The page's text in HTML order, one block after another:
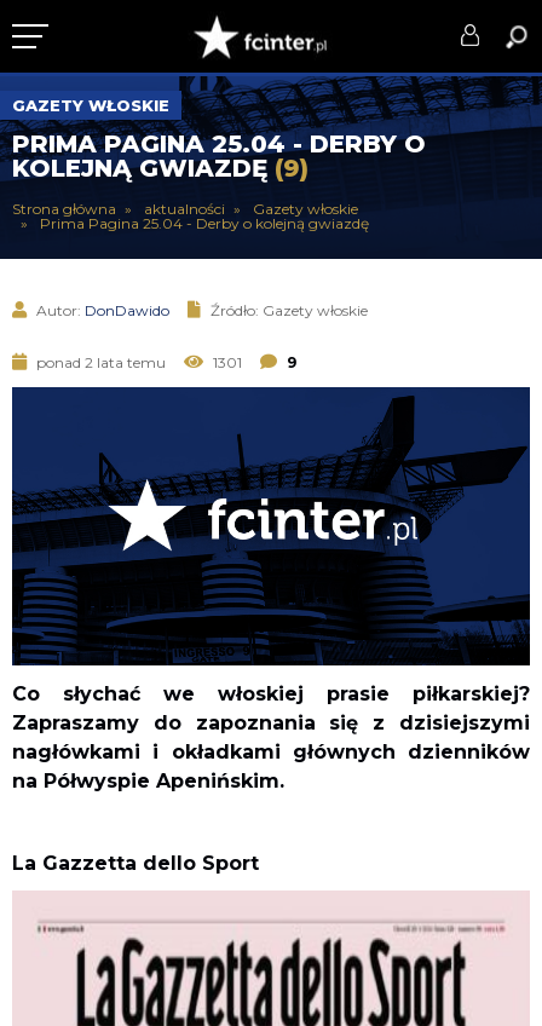
KLUB
DRUŻYNA
SERIE A
PUCHARY
DLA TIFOSICH
SERWIS
GAZETY WŁOSKIE
PRIMA PAGINA 25.04 - DERBY O
KOLEJNĄ GWIAZDĘ (9)
Strona główna aktualności
Gazety włoskie
Prima Pagina 25.04 - Derby o kolejną gwiazdę
Autor: DonDawido Źródło: Gazety włoskie
ponad 2 lata temu 1301 9
Co słychać we włoskiej prasie piłkarskiej?
Zapraszamy do zapoznania się z dzisiejszymi
nagłówkami i okładkami głównych dzienników
na Półwyspie Apenińskim.
La Gazzetta dello Sport